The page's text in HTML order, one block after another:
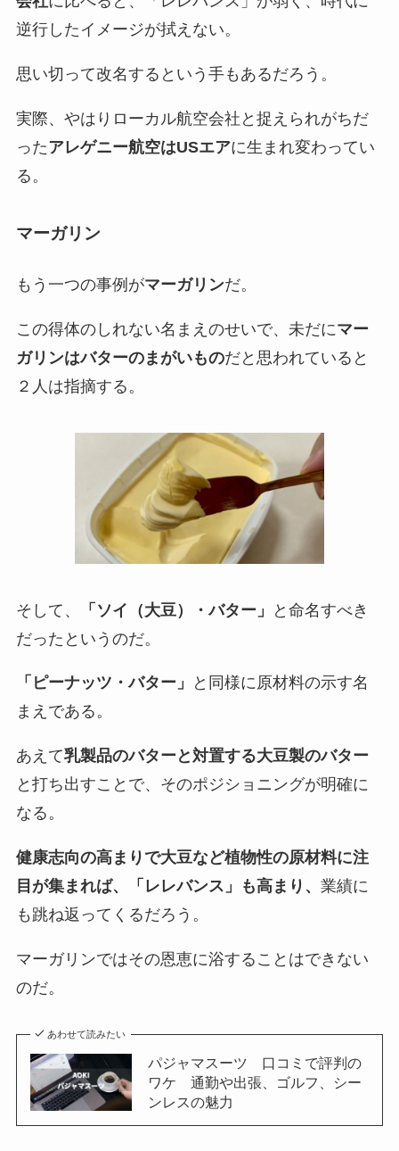
逆行したイメージが拭えない。
思い切って改名するという手もあるだろう。
実際、やはりローカル航空会社と捉えられがちだ
ったアレゲニー航空はUSエアに生まれ変わってい
る。
マーガリン
もう一つの事例がマーガリンだ。
この得体のしれない名まえのせいで、未だにマー
ガリンはバターのまがいものだと思われていると
２人は指摘する。
そして、 「ソイ（大豆）・バター」
と命名すべき
だったというのだ。
「ピーナッツ・バター」
と同様に原材料の示す名
まえである。
あえて乳製品のバターと対置する大豆製のバター
と打ち出すことで、そのポジショニングが明確に
なる。
健康志向の高まりで大豆など植物性の原材料に注
目が集まれば、「レレバンス」も高まり、 業績に
も跳ね返ってくるだろう。
マーガリンではその恩恵に浴することはできない
のだ。
あわせて読みたい
パジャマスーツ 口コミで評判の
ワケ 通勤や出張、ゴルフ、シー
ンレスの魅力